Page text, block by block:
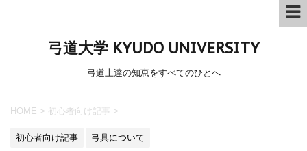
弓道大学 KYUDO UNIVERSITY
弓道上達の知恵をすべてのひとへ
HOME > 初心者向け記事 >
初心者向け記事 弓具について